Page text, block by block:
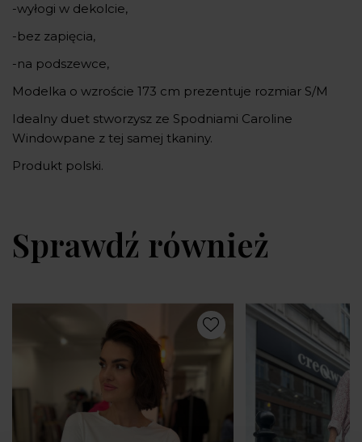
-wyłogi w dekolcie,
-bez zapięcia,
-na podszewce,
Modelka o wzroście 173 cm prezentuje rozmiar S/M
Idealny duet stworzysz ze Spodniami Caroline
Windowpane z tej samej tkaniny.
Produkt polski.
Sprawdź również